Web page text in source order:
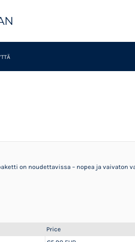
on noudettavissa – nopea ja vaivaton
Price